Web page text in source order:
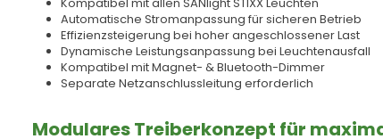
Automatische Stromanpassung für sicheren Betrieb
Effizienzsteigerung bei hoher angeschlossener Last
Dynamische Leistungsanpassung bei Leuchtenausfall
Kompatibel mit Magnet- & Bluetooth-Dimmer
Separate Netzanschlussleitung erforderlich
Modulares Treiberkonzept für